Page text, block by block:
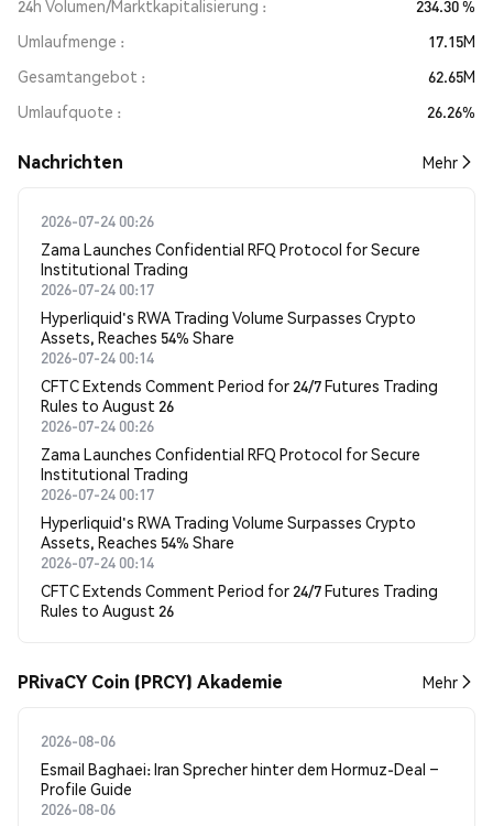
24h Volumen/Marktkapitalisierung
234.30 %
Umlaufmenge
17.15M
Gesamtangebot
62.65M
Umlaufquote
26.26%
Nachrichten Mehr
2026-07-24 00:26
Zama Launches Confidential RFQ Protocol for Secure
Institutional Trading
2026-07-24 00:17
Hyperliquid's RWA Trading Volume Surpasses Crypto
Assets, Reaches 54% Share
2026-07-24 00:14
CFTC Extends Comment Period for 24/7 Futures Trading
Rules to August 26
2026-07-24 00:26
Zama Launches Confidential RFQ Protocol for Secure
Institutional Trading
2026-07-24 00:17
Hyperliquid's RWA Trading Volume Surpasses Crypto
Assets, Reaches 54% Share
2026-07-24 00:14
CFTC Extends Comment Period for 24/7 Futures Trading
Rules to August 26
PRivaCY Coin (PRCY) Akademie Mehr
2026-08-06
Esmail Baghaei: Iran Sprecher hinter dem Hormuz-Deal –
Profile Guide
2026-08-06